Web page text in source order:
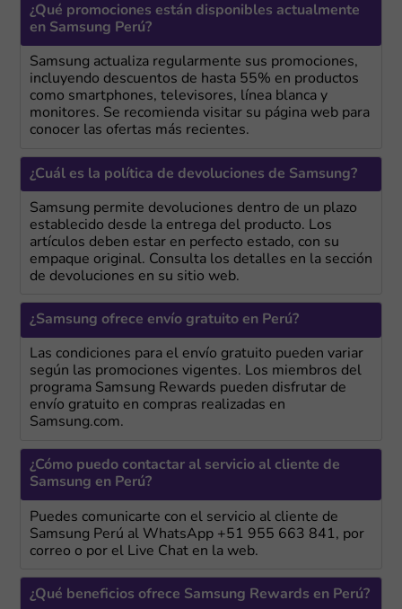
¿Qué promociones están disponibles actualmente
en Samsung Perú?
Samsung actualiza regularmente sus promociones,
incluyendo descuentos de hasta 55% en productos
como smartphones, televisores, línea blanca y
monitores. Se recomienda visitar su página web para
conocer las ofertas más recientes.
¿Cuál es la política de devoluciones de Samsung?
Samsung permite devoluciones dentro de un plazo
establecido desde la entrega del producto. Los
artículos deben estar en perfecto estado, con su
empaque original. Consulta los detalles en la sección
de devoluciones en su sitio web.
¿Samsung ofrece envío gratuito en Perú?
Las condiciones para el envío gratuito pueden variar
según las promociones vigentes. Los miembros del
programa Samsung Rewards pueden disfrutar de
envío gratuito en compras realizadas en
Samsung.com.
¿Cómo puedo contactar al servicio al cliente de
Samsung en Perú?
Puedes comunicarte con el servicio al cliente de
Samsung Perú al WhatsApp +51 955 663 841, por
correo o por el Live Chat en la web.
¿Qué beneficios ofrece Samsung Rewards en Perú?